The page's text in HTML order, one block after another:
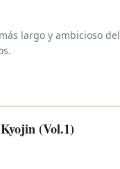
largo y ambicioso
(Vol.1)